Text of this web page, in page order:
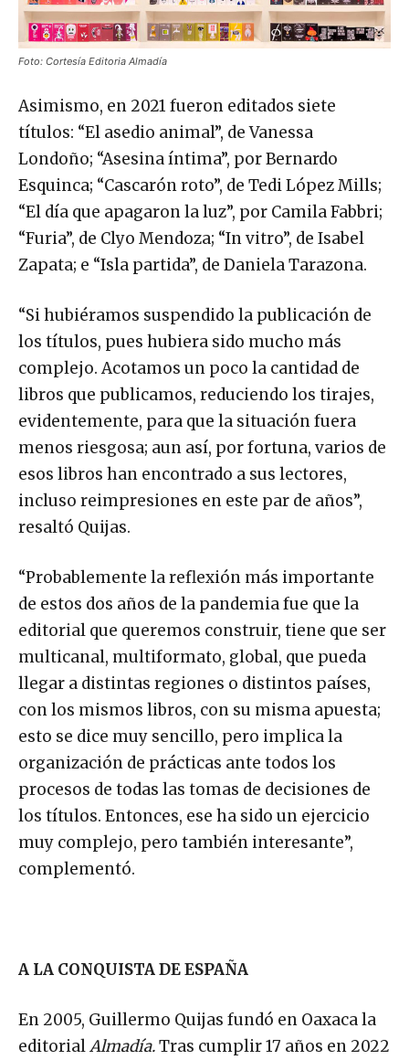
Foto: Cortesía Editoria Almadía
Asimismo, en 2021 fueron editados siete
títulos: “El asedio animal”, de Vanessa
Londoño; “Asesina íntima”, por Bernardo
Esquinca; “Cascarón roto”, de Tedi López Mills;
“El día que apagaron la luz”, por Camila Fabbri;
“Furia”, de Clyo Mendoza; “In vitro”, de Isabel
Zapata; e “Isla partida”, de Daniela Tarazona.
“Si hubiéramos suspendido la publicación de
los títulos, pues hubiera sido mucho más
complejo. Acotamos un poco la cantidad de
libros que publicamos, reduciendo los tirajes,
evidentemente, para que la situación fuera
menos riesgosa; aun así, por fortuna, varios de
esos libros han encontrado a sus lectores,
incluso reimpresiones en este par de años”,
resaltó Quijas.
“Probablemente la reflexión más importante
de estos dos años de la pandemia fue que la
editorial que queremos construir, tiene que ser
multicanal, multiformato, global, que pueda
llegar a distintas regiones o distintos países,
con los mismos libros, con su misma apuesta;
esto se dice muy sencillo, pero implica la
organización de prácticas ante todos los
procesos de todas las tomas de decisiones de
los títulos. Entonces, ese ha sido un ejercicio
muy complejo, pero también interesante”,
complementó.
A LA CONQUISTA DE ESPAÑA
En 2005, Guillermo Quijas fundó en Oaxaca la
editorialAlmadía.Tras cumplir 17 años en 2022